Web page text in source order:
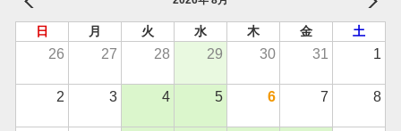
日 月 火 水 木 金 土
26 27 28 29 30 31 1
2 3 4 5 6 7 8